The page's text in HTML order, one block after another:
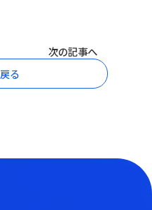
る
次の記事へ